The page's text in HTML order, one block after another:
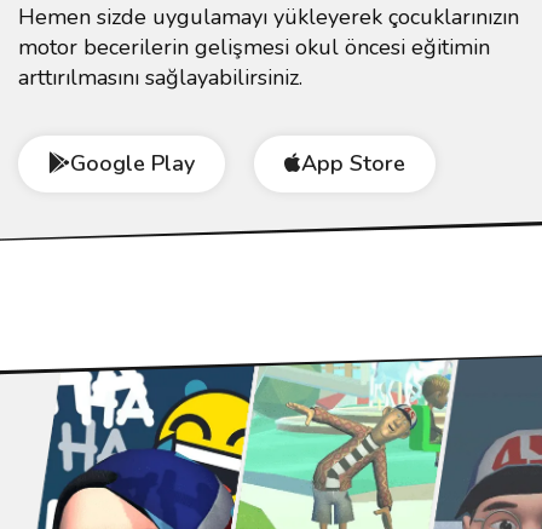
Hemen sizde uygulamayı yükleyerek çocuklarınızın
motor becerilerin gelişmesi okul öncesi eğitimin
arttırılmasını sağlayabilirsiniz.
Google Play App Store